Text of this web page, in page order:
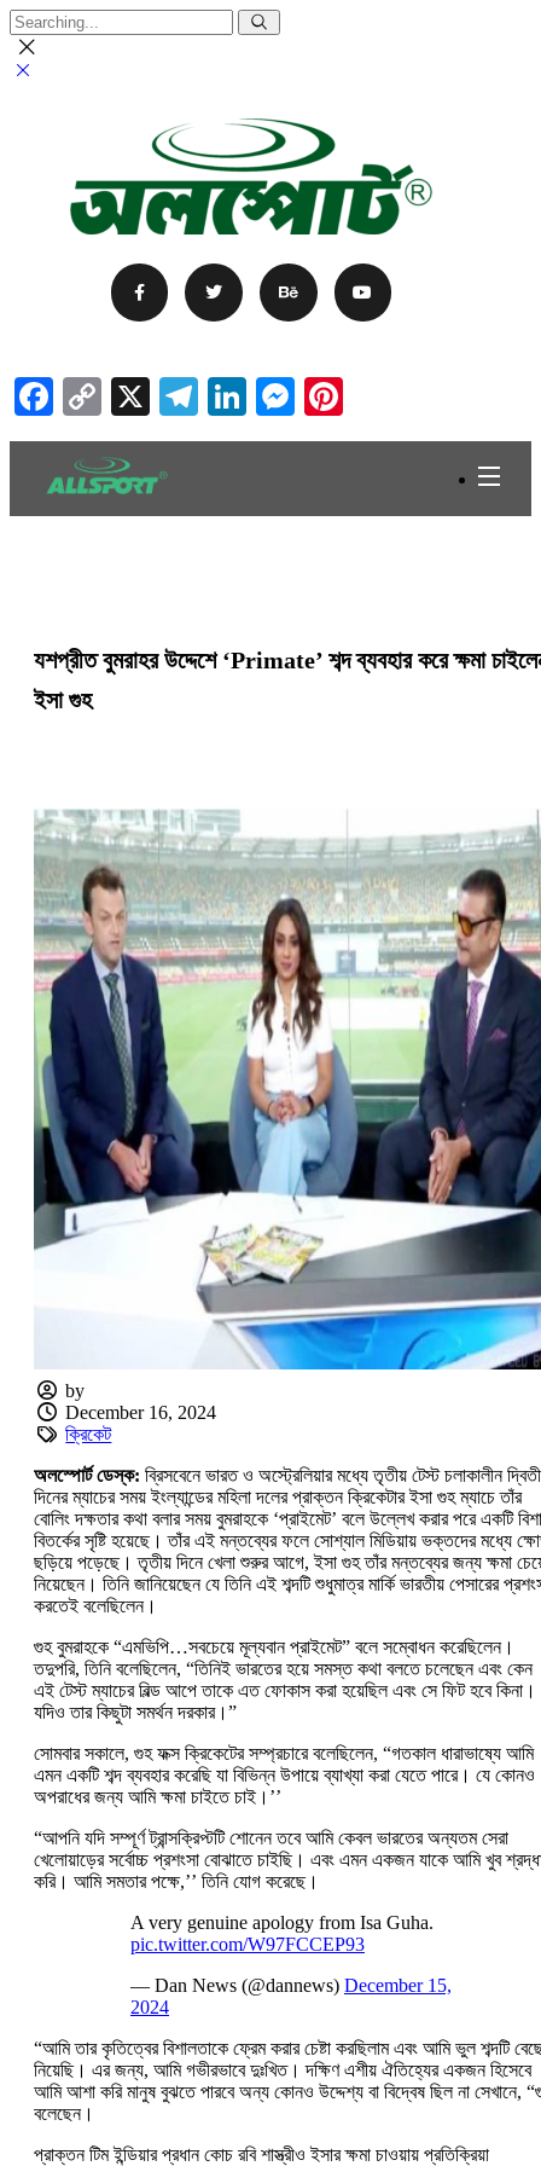
Facebook
Copy
Link
X Telegram
LinkedIn
Messenger
যশপ্রীত বুমরাহর উদ্দেশে ‘Primate’ শব্দ ব্যবহার করে ক্ষমা
ইসা গুহ
by
December 16, 2024
ক্রিকেট
অলস্পোর্ট ডেস্ক: ব্রিসবেনে ভারত ও অস্ট্রেলিয়ার মধ্যে তৃতীয় টেস্ট চলাকালীন
দিনের ম্যাচের সময় ইংল্যান্ডের মহিলা দলের প্রাক্তন ক্রিকেটার ইসা গুহ ম্যাচে তাঁর
বোলিং দক্ষতার কথা বলার সময় বুমরাহকে ‘প্রাইমেট’ বলে উল্লেখ করার পরে একটি
বিতর্কের সৃষ্টি হয়েছে। তাঁর এই মন্তব্যের ফলে সোশ্যাল মিডিয়ায় ভক্তদের মধ্যে
ছড়িয়ে পড়েছে। তৃতীয় দিনে খেলা শুরুর আগে, ইসা গুহ তাঁর মন্তব্যের জন্য ক্ষমা
নিয়েছেন। তিনি জানিয়েছেন যে তিনি এই শব্দটি শুধুমাত্র মার্কি ভারতীয় পেসারের
করতেই বলেছিলেন।
গুহ বুমরাহকে “এমভিপি…সবচেয়ে মূল্যবান প্রাইমেট” বলে সম্বোধন করেছিলেন।
তদুপরি, তিনি বলেছিলেন, “তিনিই ভারতের হয়ে সমস্ত কথা বলতে চলেছেন এবং কেন
এই টেস্ট ম্যাচের বিল্ড আপে তাকে এত ফোকাস করা হয়েছিল এবং সে ফিট হবে কিনা।
যদিও তার কিছুটা সমর্থন দরকার।”
সোমবার সকালে, গুহ ফক্স ক্রিকেটের সম্প্রচারে বলেছিলেন, “গতকাল ধারাভাষ্যে আমি
এমন একটি শব্দ ব্যবহার করেছি যা বিভিন্ন উপায়ে ব্যাখ্যা করা যেতে পারে। যে কোনও
অপরাধের জন্য আমি ক্ষমা চাইতে চাই।’’
“আপনি যদি সম্পূর্ণ ট্রান্সক্রিপ্টটি শোনেন তবে আমি কেবল ভারতের অন্যতম সেরা
খেলোয়াড়ের সর্বোচ্চ প্রশংসা বোঝাতে চাইছি। এবং এমন একজন যাকে আমি খুব
করি। আমি সমতার পক্ষে,’’ তিনি যোগ করেছে।
A very genuine apology from Isa Guha.
pic.twitter.com/W97FCCEP93
— Dan News (@dannews) December 15,
2024
“আমি তার কৃতিত্বের বিশালতাকে ফ্রেম করার চেষ্টা করছিলাম এবং আমি ভুল শব্দটি
নিয়েছি। এর জন্য, আমি গভীরভাবে দুঃখিত। দক্ষিণ এশীয় ঐতিহ্যের একজন হিসেবে
আমি আশা করি মানুষ বুঝতে পারবে অন্য কোনও উদ্দেশ্য বা বিদ্বেষ ছিল না সেখানে,
বলেছেন।
প্রাক্তন টিম ইন্ডিয়ার প্রধান কোচ রবি শাস্ত্রীও ইসার ক্ষমা চাওয়ায় প্রতিক্রিয়া